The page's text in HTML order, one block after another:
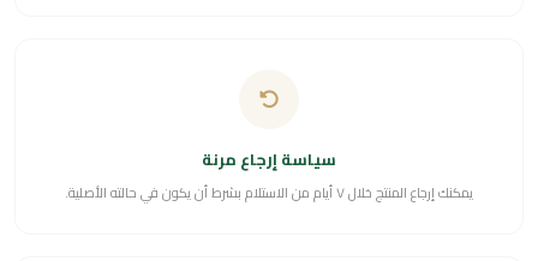
سياسة إرجاع مرنة
يمكنك إرجاع المنتج خلال ٧ أيام من الاستلام بشرط أن يكون في حالته الأصلية.